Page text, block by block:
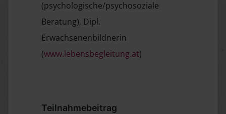
(psychologische/psychosoziale
Beratung), Dipl.
Erwachsenenbildnerin
(www.lebensbegleitung.at)
Teilnahmebeitrag